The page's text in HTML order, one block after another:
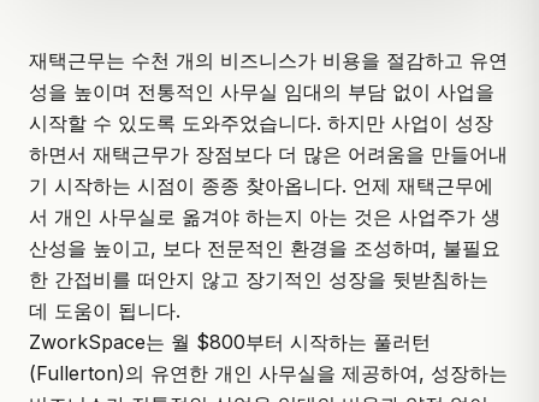
재택근무는 수천 개의 비즈니스가 비용을 절감하고 유연
성을 높이며 전통적인 사무실 임대의 부담 없이 사업을
시작할 수 있도록 도와주었습니다. 하지만 사업이 성장
하면서 재택근무가 장점보다 더 많은 어려움을 만들어내
기 시작하는 시점이 종종 찾아옵니다. 언제 재택근무에
서 개인 사무실로 옮겨야 하는지 아는 것은 사업주가 생
산성을 높이고, 보다 전문적인 환경을 조성하며, 불필요
한 간접비를 떠안지 않고 장기적인 성장을 뒷받침하는
데 도움이 됩니다.
ZworkSpace는 월 $800부터 시작하는 풀러턴
(Fullerton)의 유연한 개인 사무실을 제공하여, 성장하는